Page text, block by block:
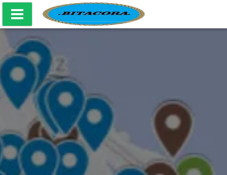
Bitácora Producciones Culturales - Mapa Naval CABA